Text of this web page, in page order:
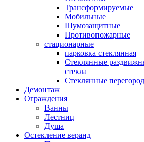
Трансформируемые
Мобильные
Шумозащитные
Противопожарные
стационарные
парковка стеклянная
Стеклянные
стекла
Стеклянные
Демонтаж
Ограждения
Ванны
Лестниц
Душа
Остекление веранд